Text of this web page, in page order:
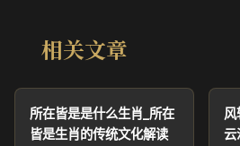
相关文章
所在皆是是什么生肖_所在
皆是生肖的传统文化解读
风
云